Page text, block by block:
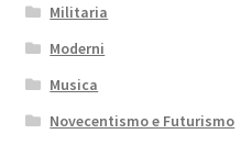
Militaria
Moderni
Musica
Novecentismo e Futurismo